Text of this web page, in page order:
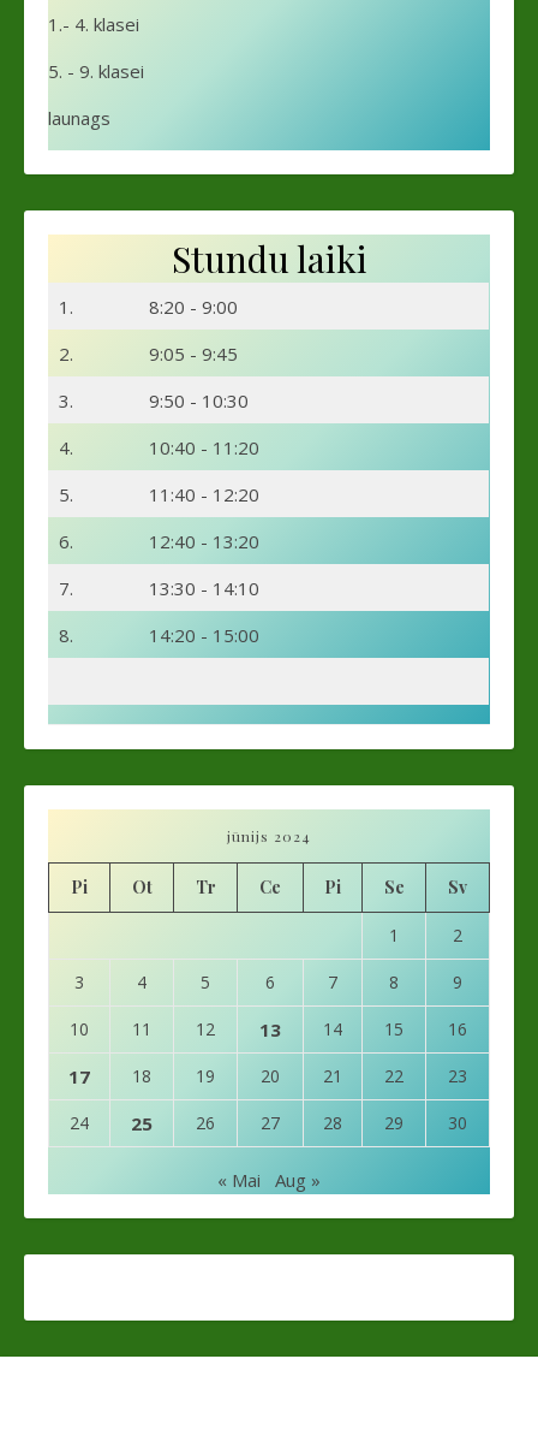
1.- 4. klasei
5. - 9. klasei
launags
Stundu laiki
1.
8:20 - 9:00
2.
9:05 - 9:45
3.
9:50 - 10:30
4.
10:40 - 11:20
5.
11:40 - 12:20
6.
12:40 - 13:20
7.
13:30 - 14:10
8.
14:20 - 15:00
jūnijs 2024
Pi Ot Tr Ce Pi Se Sv
1 2
3 4 5 6 7 8 9
10 11 12 13 14 15 16
17 18 19 20 21 22 23
24 25 26 27 28 29 30
« Mai Aug »